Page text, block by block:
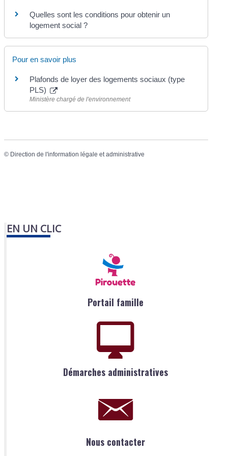
Quelles sont les conditions pour obtenir un
logement social ?
Pour en savoir plus
Plafonds de loyer des logements sociaux (type
PLS)
Ministère chargé de l'environnement
© Direction de l'information légale et administrative
EN UN CLIC
Portail famille
Démarches administratives
Nous contacter